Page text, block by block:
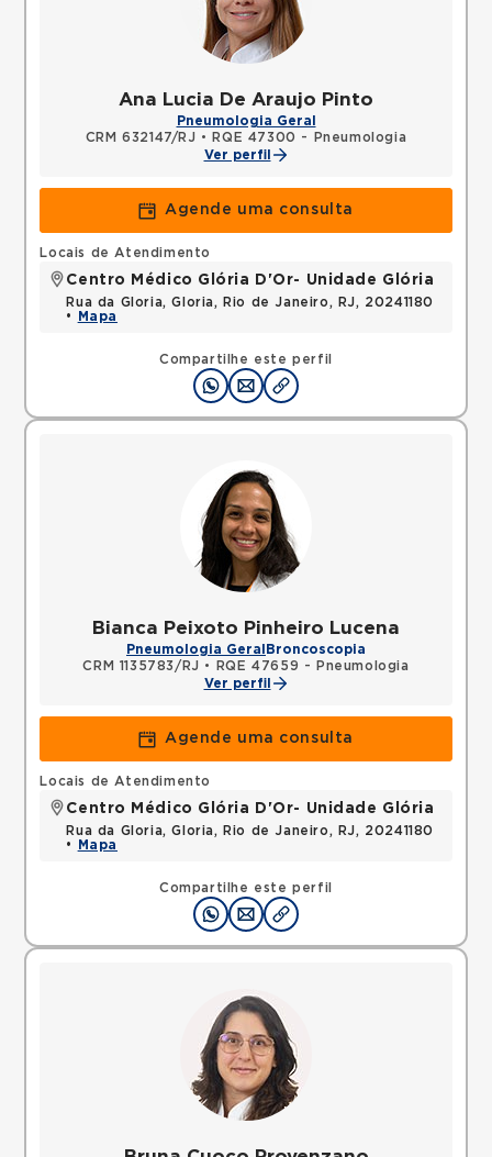
Ana Lucia De Araujo Pinto
Pneumologia Geral
CRM 632147/RJ •
RQE 47300 - Pneumologia
Ver perfil
Agende uma consulta
Compartilhe este perfil
Locais de Atendimento
Centro Médico Glória D'Or- Unidade Glória
Rua da Gloria, Gloria, Rio de Janeiro, RJ, 20241180
•
Mapa
Bianca Peixoto Pinheiro Lucena
Pneumologia Geral Broncoscopia
CRM 1135783/RJ •
RQE 47659 - Pneumologia
Ver perfil
Agende uma consulta
Compartilhe este perfil
Locais de Atendimento
Centro Médico Glória D'Or- Unidade Glória
Rua da Gloria, Gloria, Rio de Janeiro, RJ, 20241180
•
Mapa